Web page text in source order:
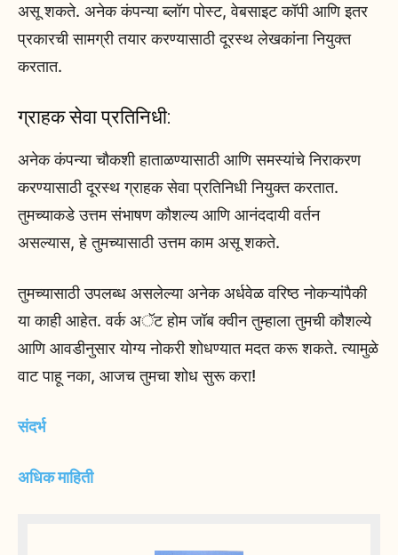
असू शकते. अनेक कंपन्या ब्लॉग पोस्ट, वेबसाइट कॉपी आणि इतर
प्रकारची सामग्री तयार करण्यासाठी दूरस्थ लेखकांना नियुक्त
करतात.
ग्राहक सेवा प्रतिनिधी:
अनेक कंपन्या चौकशी हाताळण्यासाठी आणि समस्यांचे निराकरण
करण्यासाठी दूरस्थ ग्राहक सेवा प्रतिनिधी नियुक्त करतात.
तुमच्याकडे उत्तम संभाषण कौशल्य आणि आनंददायी वर्तन
असल्यास, हे तुमच्यासाठी उत्तम काम असू शकते.
तुमच्यासाठी उपलब्ध असलेल्या अनेक अर्धवेळ वरिष्ठ नोकऱ्यांपैकी
या काही आहेत. वर्क अॅट होम जॉब क्वीन तुम्हाला तुमची कौशल्ये
आणि आवडीनुसार योग्य नोकरी शोधण्यात मदत करू शकते. त्यामुळे
वाट पाहू नका, आजच तुमचा शोध सुरू करा!
संदर्भ
अधिक माहिती